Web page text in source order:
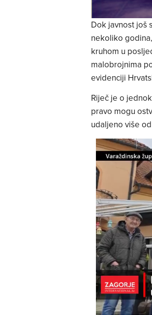
Dok javnost još
nekoliko
kruhom u
malobrojnima
evidenciji
Riječ je o
pravo mogu
udaljeno više